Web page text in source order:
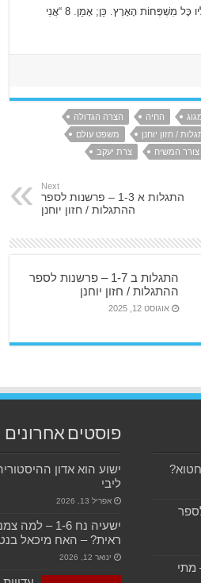
7 הִנֵּה הוּא בָּא עִם הָעֲנָנִים. כָּל עַיִן תִּרְאֶה אוֹתוֹ, גַּם אֵלֶּה שֶׁדְּקָרוּהוּ, וְיִסְפְּדוּ עָלָיו כָּל מִשְׁפְּחוֹת הָאָרֶץ. כֵּן; אָמֵן. 8 “אֲנִי
החיה
הצרה הגדולה
/ חזון יוחנן
משפט עולם
צורר המשיח צרת יעקב
Next
התגלות א 1-3 – פרשנות לספר
ההתגלות / חזון יוחנן
התגלות ב 1-7 – פרשנות לספר
ההתגלות / חזון יוחנן
אוגוסט 12, 2025
לספר
מתי
פוסטים אחרונים
ישוע הוא אדון
ליבי
אפריל 13, 2026
ישעיה נח 1-6 –
ראית? – האח מיכאל
ינואר 12, 2026